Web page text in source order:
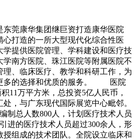
莞康华集团继巨资打造康华医院
心打造的一所大型现代化综合性医
学提供医院管理、学科建设和医疗技
南方医院、珠江医院等附属医院不
理、临床医疗、教学和科研工作，为
多的选择和优质的服务。 医院
11万平方米，总投资5亿人民币，
，与广东现代国际展览中心毗邻。
制总人数800人，计划医疗技术人员
进的医疗技术人员超过300余人，形
授组成的技术团队。全院设立临床和